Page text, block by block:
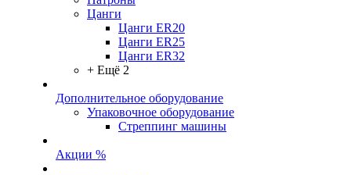
Цанги
Цанги ER20
Цанги ER25
Цанги ER32
+ Ещё 2
Дополнительное оборудование
Упаковочное оборудование
Стреппинг машины
Акции %